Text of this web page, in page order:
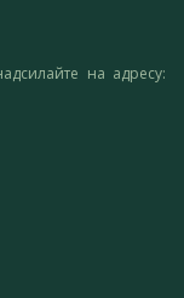
на адресу: